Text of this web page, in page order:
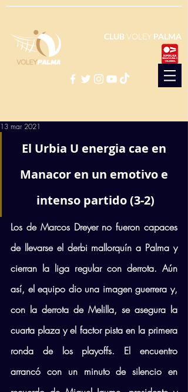
CLUBVOLEY PALMA
13 mar 2021
El Urbia U energia cae en
Manacor en un emotivo e
intenso partido (3-2)
Los de Marcos Dreyer no fueron capaces
de llevarse el derbi mallorquín a Palma y
cierran la liga regular con derrota. Aún
así, el equipo dio una imagen guerrera y,
con la derrota de Melilla, se asegura la
cuarta plaza y el factor pista en la primera
ronda de los playoffs. El encuentro
arrancó con un minuto de silencio en